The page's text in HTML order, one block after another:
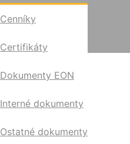
Cenníky
Certifikáty
Dokumenty EON
Interné dokumenty
Ostatné dokumenty